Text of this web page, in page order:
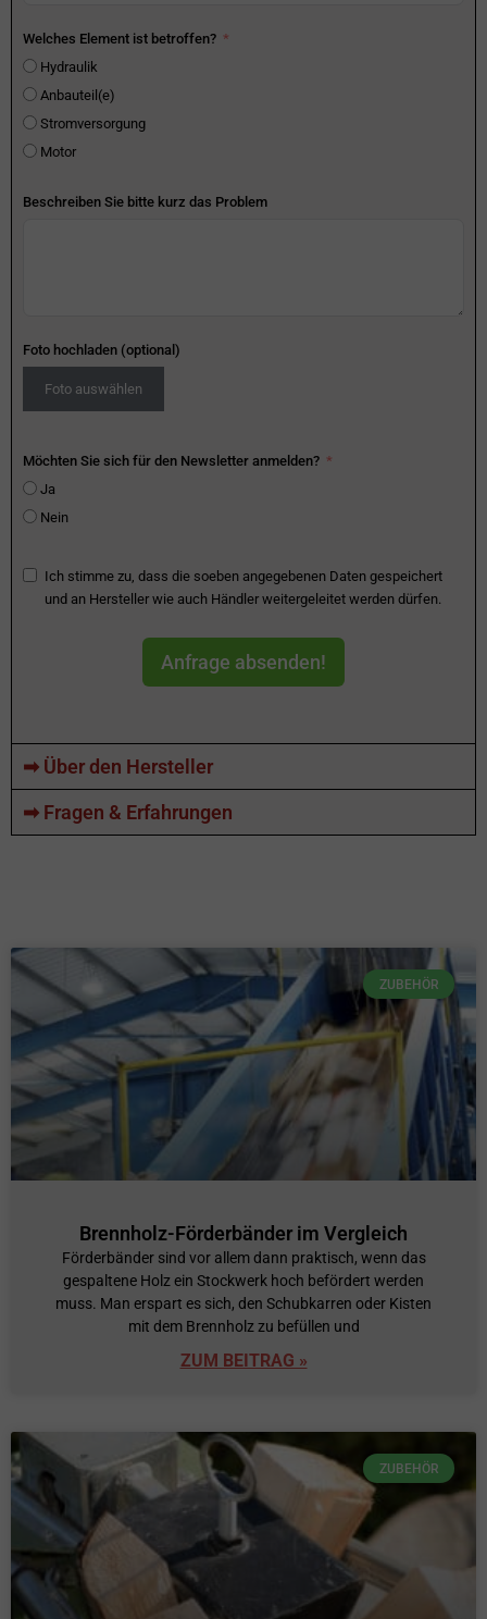
Welches Element ist betroffen?
Hydraulik
Anbauteil(e)
Stromversorgung
Motor
Beschreiben Sie bitte kurz das Problem
Foto hochladen (optional)
Foto auswählen
Möchten Sie sich für den Newsletter anmelden?
Ja
Nein
Ich stimme zu, dass die soeben angegebenen Daten gespeichert
und an Hersteller wie auch Händler weitergeleitet werden dürfen.
Anfrage absenden!
➡ Über den Hersteller
➡ Fragen & Erfahrungen
ZUBEHÖR
Brennholz-Förderbänder im Vergleich
Förderbänder sind vor allem dann praktisch, wenn das
gespaltene Holz ein Stockwerk hoch befördert werden
muss. Man erspart es sich, den Schubkarren oder Kisten
mit dem Brennholz zu befüllen und
ZUM BEITRAG »
ZUBEHÖR